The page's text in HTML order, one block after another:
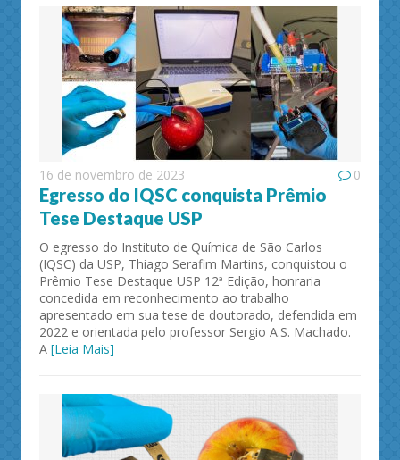
16 de novembro de 2023 0
Egresso do IQSC conquista Prêmio
Tese Destaque USP
O egresso do Instituto de Química de São Carlos
(IQSC) da USP, Thiago Serafim Martins, conquistou o
Prêmio Tese Destaque USP 12ª Edição, honraria
concedida em reconhecimento ao trabalho
apresentado em sua tese de doutorado, defendida em
2022 e orientada pelo professor Sergio A.S. Machado.
A [Leia Mais]